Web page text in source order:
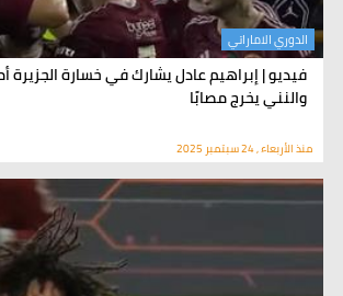
فيديو | إبراهيم عادل يشارك في خسارة الجزيرة
والنني يخرج مصابًا
الدوري الاماراتي
منذ الأربعاء , 24 سبتمبر 2025